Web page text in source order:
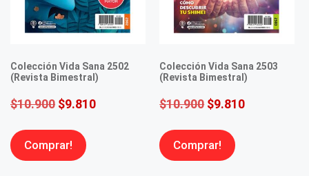
Colección Vida Sana 2502
(Revista Bimestral)
$10.900 $9.810
Comprar!
Colección Vida Sana 2503
(Revista Bimestral)
$10.900 $9.810
Comprar!